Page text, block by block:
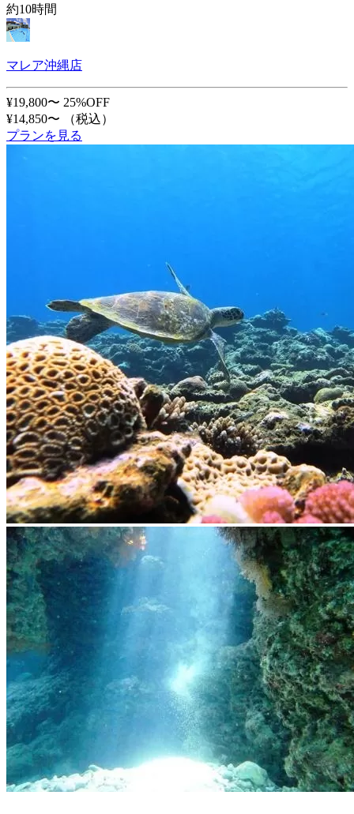
約10時間
マレア沖縄店
¥19,800〜 25%OFF
¥14,850〜
（税込）
プランを見る